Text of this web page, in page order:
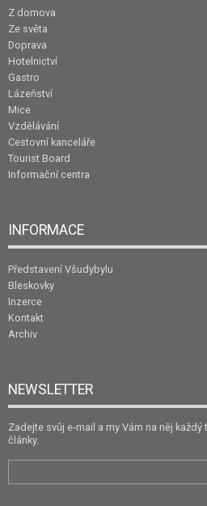
Z domova
Ze světa
Doprava
Hotelnictví
Gastro
Lázeňství
Mice
Vzdělávání
Cestovní kanceláře
Tourist Board
Informační centra
INFORMACE
Představení Všudybylu
Bleskovky
Inzerce
Kontakt
Archiv
NEWSLETTER
Zadejte svůj e-mail a my Vám na něj
články.